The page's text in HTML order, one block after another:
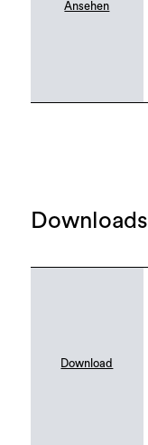
Ansehen
Downloads
Download